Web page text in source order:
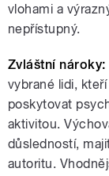
vlohami a
nepřístupný.
Zvláštní nároky:
vybrané lidi,
poskytovat
aktivitou.
důsledností,
autoritu.